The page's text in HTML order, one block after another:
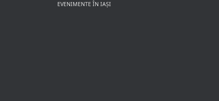
EVENIMENTE ÎN IAȘI